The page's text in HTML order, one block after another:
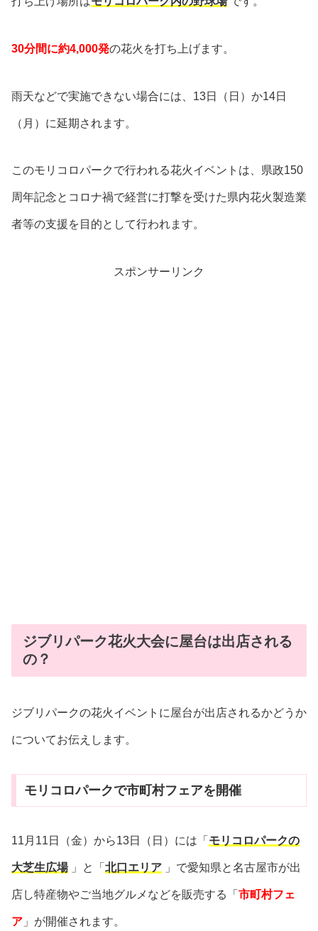
30分間に約4,000発の花火を打ち上げます。
雨天などで実施できない場合には、13日（日）か14日
（月）に延期されます。
このモリコロパークで行われる花火イベントは、県政150
周年記念とコロナ禍で経営に打撃を受けた県内花火製造業
者等の支援を目的として行われます。
スポンサーリンク
ジブリパーク花火大会に屋台は出店される
の？
ジブリパークの花火イベントに屋台が出店されるかどうか
についてお伝えします。
モリコロパークで市町村フェアを開催
11月11日（金）から13日（日）には「 モリコロパークの
大芝生広場」と「 北口エリア 」で愛知県と名古屋市が出
店し特産物やご当地グルメなどを販売する「 市町村フェ
ア 」が開催されます。